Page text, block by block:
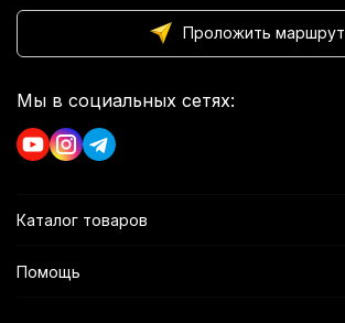
Проложить маршрут
Мы в социальных сетях:
Каталог товаров
Помощь